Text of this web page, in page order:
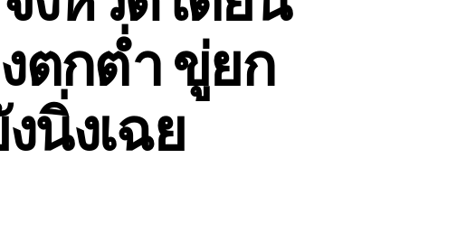
ตกต่ำ ขู่ยก
นิ่งเฉย